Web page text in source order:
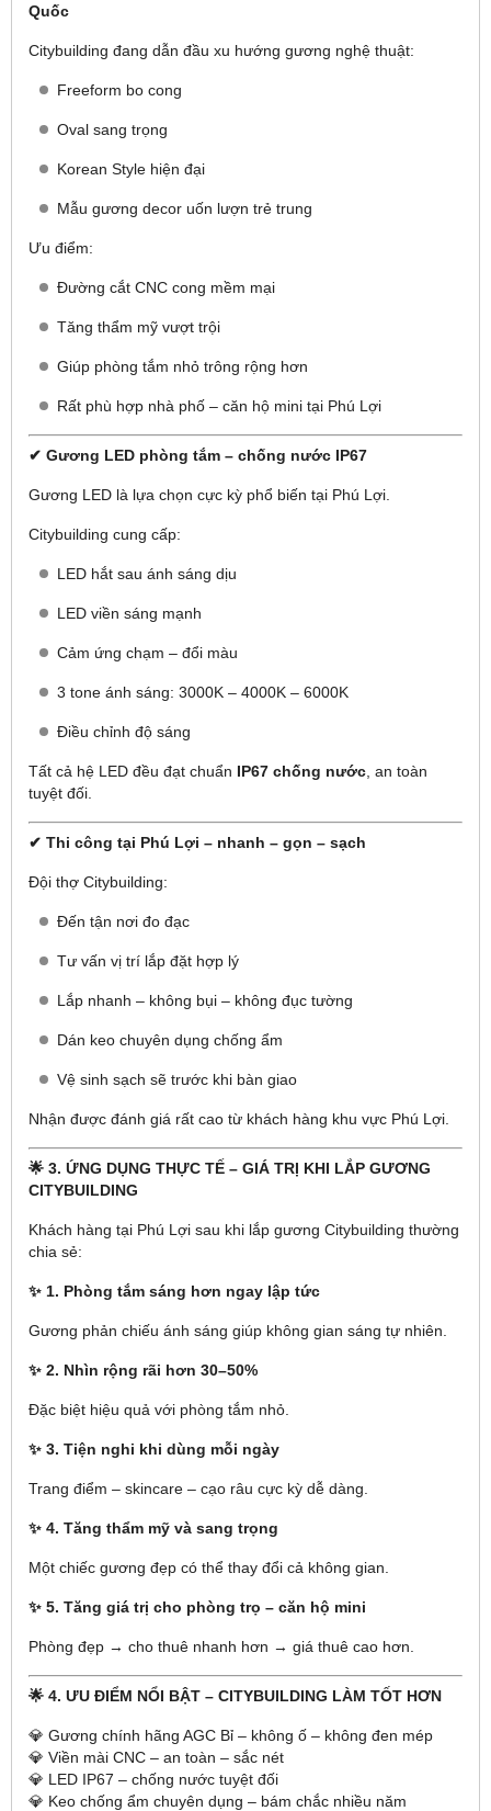
Quốc
Citybuilding đang dẫn đầu xu hướng gương nghệ thuật:
Freeform bo cong
Oval sang trọng
Korean Style hiện đại
Mẫu gương decor uốn lượn trẻ trung
Ưu điểm:
Đường cắt CNC cong mềm mại
Tăng thẩm mỹ vượt trội
Giúp phòng tắm nhỏ trông rộng hơn
Rất phù hợp nhà phố – căn hộ mini tại Phú Lợi
✔ Gương LED phòng tắm – chống nước IP67
Gương LED là lựa chọn cực kỳ phổ biến tại Phú Lợi.
Citybuilding cung cấp:
LED hắt sau ánh sáng dịu
LED viền sáng mạnh
Cảm ứng chạm – đổi màu
3 tone ánh sáng: 3000K – 4000K – 6000K
Điều chỉnh độ sáng
Tất cả hệ LED đều đạt chuẩn IP67 chống nước , an toàn
tuyệt đối.
✔ Thi công tại Phú Lợi – nhanh – gọn – sạch
Đội thợ Citybuilding:
Đến tận nơi đo đạc
Tư vấn vị trí lắp đặt hợp lý
Lắp nhanh – không bụi – không đục tường
Dán keo chuyên dụng chống ẩm
Vệ sinh sạch sẽ trước khi bàn giao
Nhận được đánh giá rất cao từ khách hàng khu vực Phú Lợi.
🌟 3. ỨNG DỤNG THỰC TẾ – GIÁ TRỊ KHI LẮP GƯƠNG
CITYBUILDING
Khách hàng tại Phú Lợi sau khi lắp gương Citybuilding thường
chia sẻ:
✨ 1. Phòng tắm sáng hơn ngay lập tức
Gương phản chiếu ánh sáng giúp không gian sáng tự nhiên.
✨ 2. Nhìn rộng rãi hơn 30–50%
Đặc biệt hiệu quả với phòng tắm nhỏ.
✨ 3. Tiện nghi khi dùng mỗi ngày
Trang điểm – skincare – cạo râu cực kỳ dễ dàng.
✨ 4. Tăng thẩm mỹ và sang trọng
Một chiếc gương đẹp có thể thay đổi cả không gian.
✨ 5. Tăng giá trị cho phòng trọ – căn hộ mini
Phòng đẹp → cho thuê nhanh hơn → giá thuê cao hơn.
🌟 4. ƯU ĐIỂM NỔI BẬT – CITYBUILDING LÀM TỐT HƠN
💎 Gương chính hãng AGC Bỉ – không ố – không đen mép
💎 Viền mài CNC – an toàn – sắc nét
💎 LED IP67 – chống nước tuyệt đối
💎 Keo chống ẩm chuyên dụng – bám chắc nhiều năm